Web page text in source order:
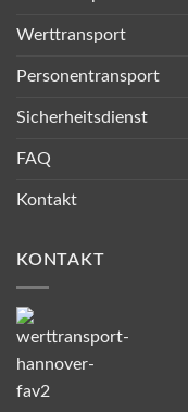
Werttransport
Personentransport
Sicherheitsdienst
FAQ
Kontakt
KONTAKT